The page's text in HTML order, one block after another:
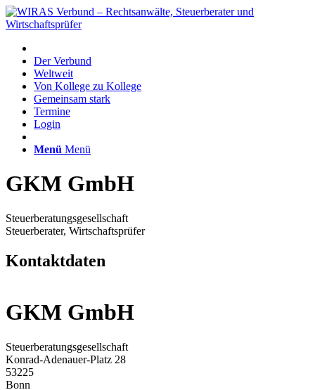
Der Verbund
Weltweit
Von Kollege zu Kollege
Gemeinsam stark
Termine
Login
Menü Menü
GKM GmbH
Steuerberatungsgesellschaft
Steuerberater, Wirtschaftsprüfer
Kontaktdaten
GKM GmbH
Steuerberatungsgesellschaft
Konrad-Adenauer-Platz 28
53225
Bonn